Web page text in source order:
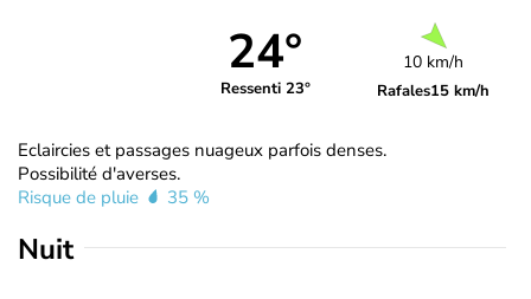
24°
Ressenti 23°
10 km/h
Rafales15 km/h
Eclaircies et passages nuageux parfois denses.
Possibilité d'averses.
Risque de pluie
35 %
Nuit